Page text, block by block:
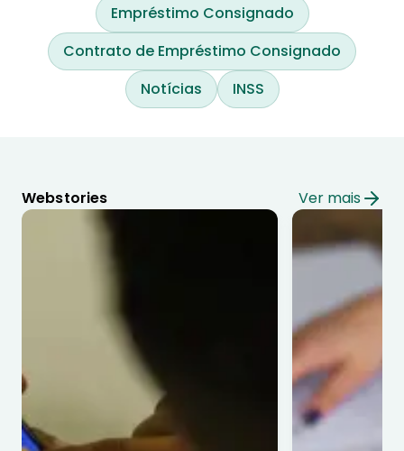
Empréstimo Consignado
Contrato de Empréstimo Consignado
Notícias
INSS
Webstories Ver mais